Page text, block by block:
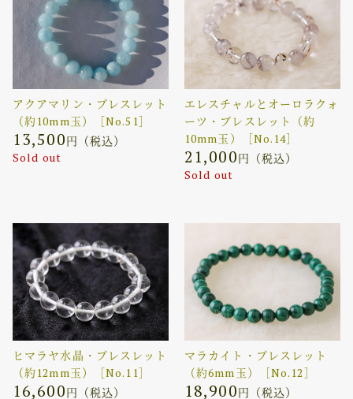
アクアマリン・ブレスレット
（約10mm玉）［No.51］
13,500円（税込）
Sold out
エレスチャルとオーロラクォ
ーツ・ブレスレット（約
10mm玉）［No.14］
21,000円（税込）
Sold out
ヒマラヤ水晶・ブレスレット
（約12mm玉）［No.11］
16,600円（税込）
マラカイト・ブレスレット
（約6mm玉）［No.12］
18,900円（税込）